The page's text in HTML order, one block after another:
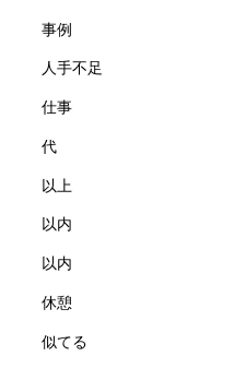
事例
人手不足
仕事
代
以上
以内
以内
休憩
似てる